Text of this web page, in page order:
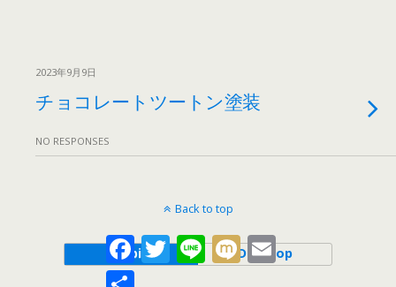
2023年9月9日
チョコレートツートン塗装
NO RESPONSES
Back to top
Mobile Desktop
FacebookTwitter Line Mixi Email